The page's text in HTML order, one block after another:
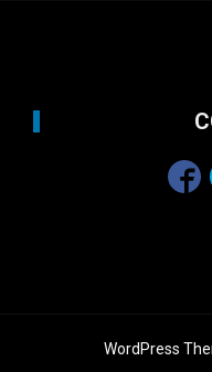
WordPress